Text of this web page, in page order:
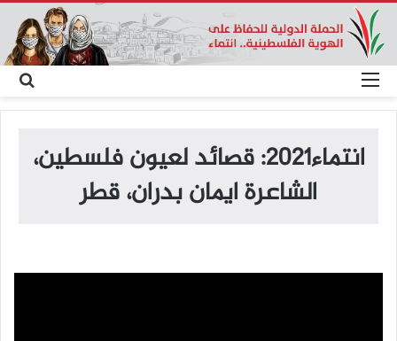
عن
انتماء2021: قصائد لعيون فلسطين،
الشاعرة ايمان بدران، قطر